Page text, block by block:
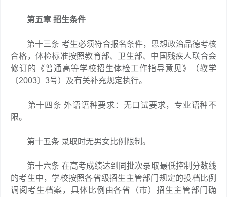
第五章 招生条件
第十三条 考生必须符合报名条件，思想政治品德考核
合格，体检标准按照教育部、卫生部、中国残疾人联合会
修订的《普通高等学校招生体检工作指导意见》（教学
〔2003〕3号）及有关补充规定执行。
第十四条 外语语种要求：无口试要求，专业语种不
限。
第十五条 录取时无男女比例限制。
第十六条 在高考成绩达到同批次录取最低控制分数线
的考生中，学校按照各省级招生主管部门规定的投档比例
调阅考生档案，具体比例由各省（市）招生主管部门确